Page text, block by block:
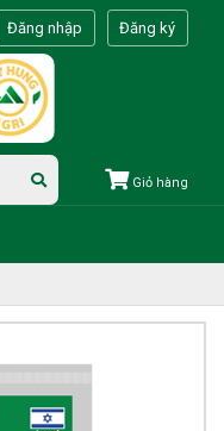
Đăng nhập Đăng ký
Giỏ hàng